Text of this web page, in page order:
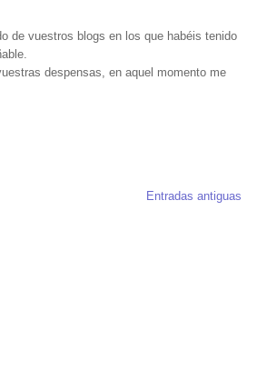
de vuestros blogs en los que habéis tenido
despensas, en aquel momento me
Entradas antiguas